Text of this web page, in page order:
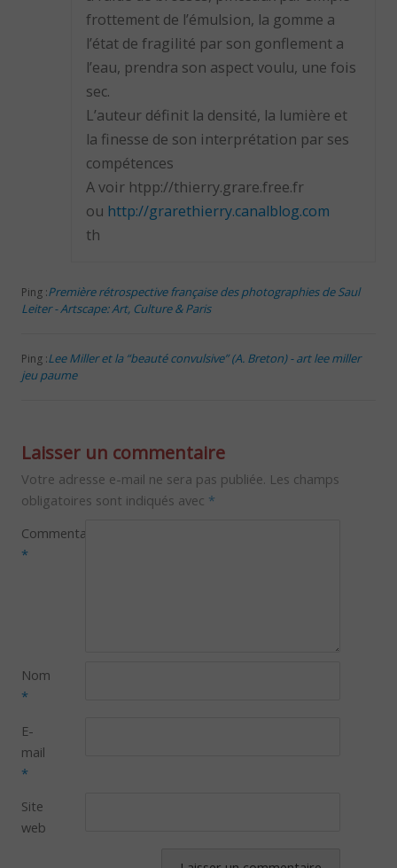
frottement de l’émulsion, la gomme a
l’état de fragilité par son gonflement a
l’eau, prendra son aspect voulu, une fois
sec.
L’auteur définit la densité, la lumière et
la finesse de son interprétation par ses
compétences
A voir htpp://thierry.grare.free.fr
ou http://grarethierry.canalblog.com
th
Ping :Première rétrospective française des photographies de Saul
Leiter - Artscape: Art, Culture & Paris
Ping :Lee Miller et la “beauté convulsive” (A. Breton) - art lee miller
jeu paume
Laisser un commentaire
Votre adresse e-mail ne sera pas publiée. Les champs
obligatoires sont indiqués avec *
Commentaire
*
Nom
*
E-
mail
*
Site
web